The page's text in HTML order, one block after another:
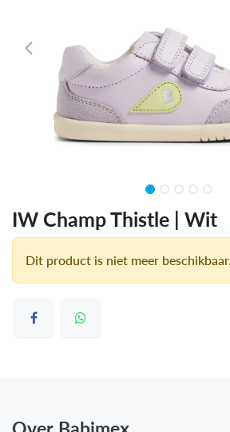
IW Champ Thistle | Wit
Dit product is niet meer beschikbaar.